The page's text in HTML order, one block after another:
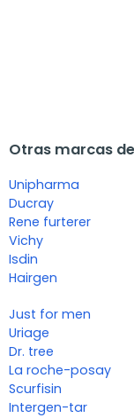
Otras marcas
Unipharma
Ducray
Rene furterer
Vichy
Isdin
Hairgen
Just for men
Uriage
Dr. tree
La roche-posay
Scurfisin
Intergen-tar